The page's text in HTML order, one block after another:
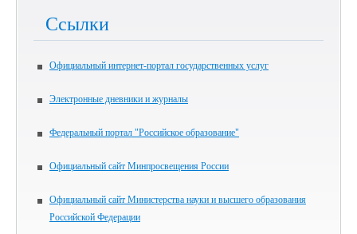
Ссылки
Официальный интернет-портал государственных услуг
Электронные дневники и журналы
Федеральный портал "Российское образование"
Официальный сайт Минпросвещения России
Официальный сайт Министерства науки и высшего образования
Российской Федерации